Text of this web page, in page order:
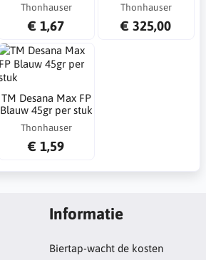
Thonhauser
€ 1,67
Thonhauser
€ 325,00
TM Desana Max FP
Blauw 45gr per stuk
Thonhauser
€ 1,59
Informatie
Biertap-wacht de kosten